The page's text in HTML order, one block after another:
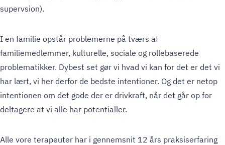
supervsion).
I en familie opstår problemerne på tværs af
familiemedlemmer, kulturelle, sociale og rollebaserede
problematikker. Dybest set gør vi hvad vi kan for det er det vi
har lært, vi her derfor de bedste intentioner. Og det er netop
intentionen om det gode der er drivkraft, når det går op for
deltagere at vi alle har potentialler.
Alle vore terapeuter har i gennemsnit 12 års praksiserfaring